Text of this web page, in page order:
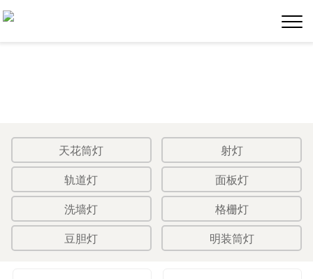
天花筒灯 射灯
轨道灯 面板灯
洗墙灯 格栅灯
豆胆灯 明装筒灯